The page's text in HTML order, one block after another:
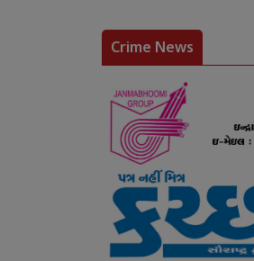
Crime News